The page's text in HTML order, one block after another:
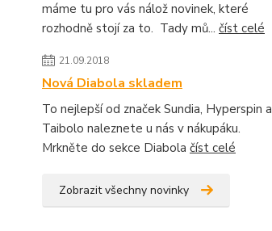
máme tu pro vás nálož novinek, které
rozhodně stojí za to. Tady mů... číst celé
21.09.2018
Nová Diabola skladem
To nejlepší od značek Sundia, Hyperspin a
Taibolo naleznete u nás v nákupáku.
Mrkněte do sekce Diabola číst celé
Zobrazit všechny novinky